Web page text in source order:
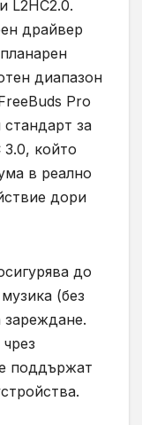
L2HC2.0.
драйвер
диапазон
Pro
за
който
в реално
дори
до
(без
зареждане.
поддържат